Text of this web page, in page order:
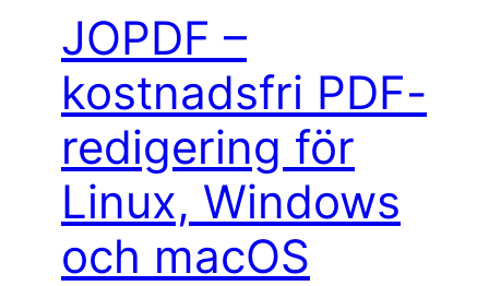
JOPDF –
kostnadsfri PDF-
redigering för
Linux, Windows
och macOS